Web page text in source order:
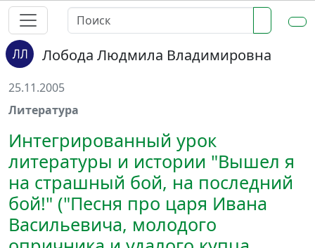
Лобода Людмила Владимировна
25.11.2005
Литература
Интегрированный урок
литературы и истории "Вышел я
на страшный бой, на последний
бой!" ("Песня про царя Ивана
Васильевича, молодого